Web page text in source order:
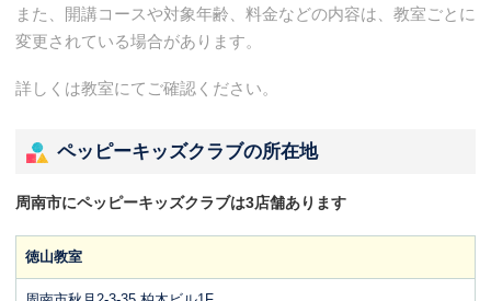
また、開講コースや対象年齢、料金などの内容は、教室ごとに
変更されている場合があります。
詳しくは教室にてご確認ください。
ペッピーキッズクラブの所在地
周南市にペッピーキッズクラブは3店舗あります
徳山教室